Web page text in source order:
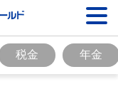
税金 年金